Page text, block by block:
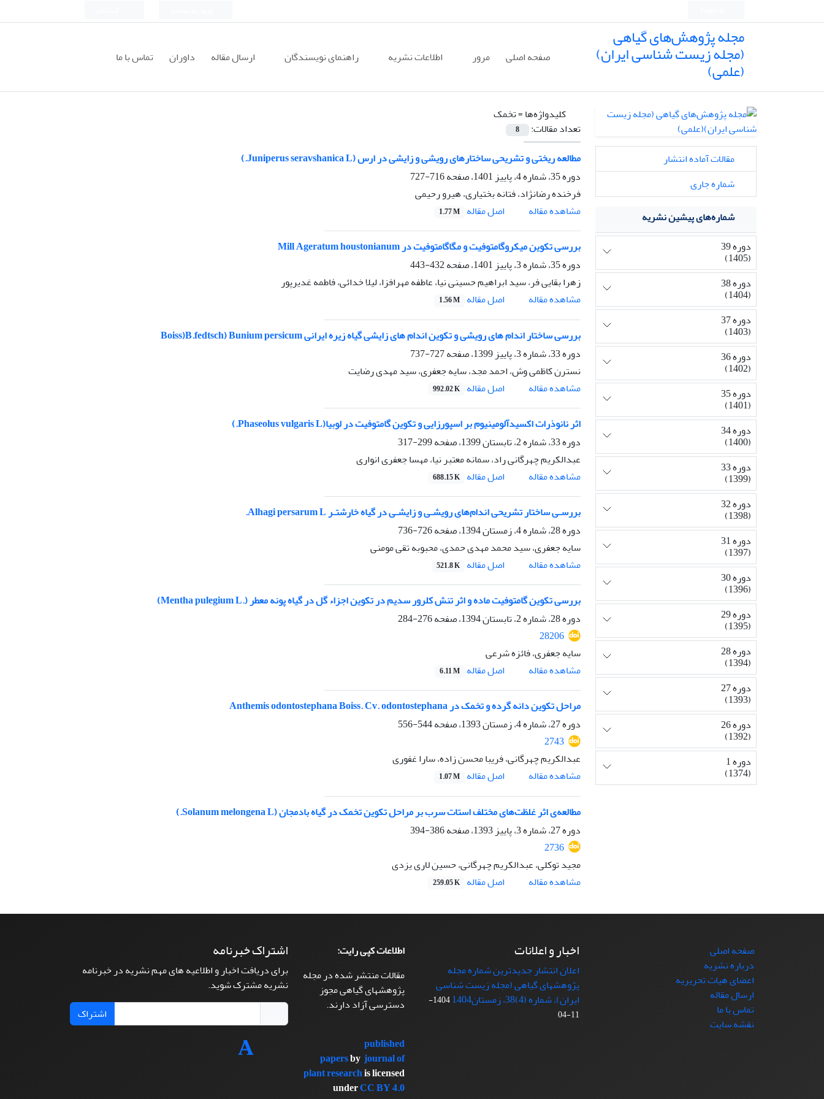
مجله پژوهش‌های گیاهی
(مجله زیست شناسی ایران)
(علمی) صفحه اصلی مرور اطلاعات نشریه راهنمای نویسندگان ارسال مقاله داوران تماس با ما
کلیدواژه‌ها =تخمک
تعداد مقالات:
8
مطالعه ریختی و تشریحی ساختارهای رویشی و زایشی در ارس (Juniperus seravshanica L.)
دوره 35، شماره 4، پاییز 1401، صفحه
716-727
فرخنده رضانژاد، فتانه بختیاری، هیرو رحیمی
مشاهده مقاله
اصل مقاله 1.77 M
بررسی تکوین میکروگامتوفیت و مگاگامتوفیت در Mill Ageratum houstonianum
دوره 35، شماره 3، پاییز 1401، صفحه
432-443
زهرا بقایی فر، سید ابراهیم حسینی نیا، عاطفه مهرافزا، لیلا خدائی، فاطمه غدیرپور
مشاهده مقاله
اصل مقاله 1.56 M
بررسی ساختار اندام های رویشی و تکوین اندام های زایشی گیاه زیره ایرانی Boiss)B.fedtsch) Bunium persicum
دوره 33، شماره 3، پاییز 1399، صفحه
727-737
نسترن کاظمی وش، احمد مجد، سایه جعفری، سید مهدی رضایت
مشاهده مقاله
اصل مقاله 992.02 K
اثر نانوذرات اکسیدآلومینیوم بر اسپورزایی و تکوین گامتوفیت در لوبیا(Phaseolus vulgaris L.)
دوره 33، شماره 2، تابستان 1399، صفحه
299-317
عبدالکریم چهرگانی راد، سمانه معتبر نیا، مهسا جعفری انواری
مشاهده مقاله
اصل مقاله 688.15 K
بررسـی ساختار تشریحی اندام‌های رویشـی و زایشـی در گیاه خارشتـر Alhagi persarum L.
دوره 28، شماره 4، زمستان 1394، صفحه
726-736
سایه جعفری، سید محمد مهدی حمدی، محبوبه تقی مومنی
مشاهده مقاله
اصل مقاله 521.8 K
بررسی تکوین گامتوفیت ماده و اثر تنش کلرور سدیم در تکوین اجزاء گل در گیاه پونه معطر (.Mentha pulegium L)
دوره 28، شماره 2، تابستان 1394، صفحه
276-284
28206
سایه جعفری، فائزه شرعی
مشاهده مقاله
اصل مقاله 6.11 M
مراحل تکوین دانه گرده و تخمک در Anthemis odontostephana Boiss. Cv. odontostephana
دوره 27، شماره 4، زمستان 1393، صفحه
544-556
2743
عبدالکریم چهرگانی، فریبا محسن زاده، سارا غفوری
مشاهده مقاله
اصل مقاله 1.07 M
مطالعه‌ی اثر غلظت‌های مختلف استات سرب بر مراحل تکوین تخمک در گیاه بادمجان (Solanum melongena L.)
دوره 27، شماره 3، پاییز 1393، صفحه
386-394
2736
مجید توکلی، عبدالکریم چهرگانی، حسین لاری یزدی
مشاهده مقاله
اصل مقاله 259.05 K
مقالات آماده انتشار
شماره جاری
شماره‌های پیشین نشریه
دوره 39
(1405)
دوره 38
(1404)
دوره 37
(1403)
دوره 36
(1402)
دوره 35
(1401)
دوره 34
(1400)
دوره 33
(1399)
دوره 32
(1398)
دوره 31
(1397)
دوره 30
(1396)
دوره 29
(1395)
دوره 28
(1394)
دوره 27
(1393)
دوره 26
(1392)
دوره 1
(1374)
صفحه اصلی
درباره نشریه
اعضای هیات تحریریه
ارسال مقاله
تماس با ما
نقشه سایت
اخبار و اعلانات
اعلان انتشار جدیدترین شماره مجله
پژوهشهای گیاهی (مجله زیست شناسی
ایران)، شماره (4)38، زمستان1404
1404-
11-04
اطلاعات کپی رایت:
مقالات منتشر شده در مجله
پژوهشهای گیاهی مجوز
دسترسی آزاد دارند.
published
papersbyjournal of
plant researchis licensed
underCC BY 4.0
اشتراک خبرنامه
برای دریافت اخبار و اطلاعیه های مهم نشریه در خبرنامه
نشریه مشترک شوید.
اشتراک